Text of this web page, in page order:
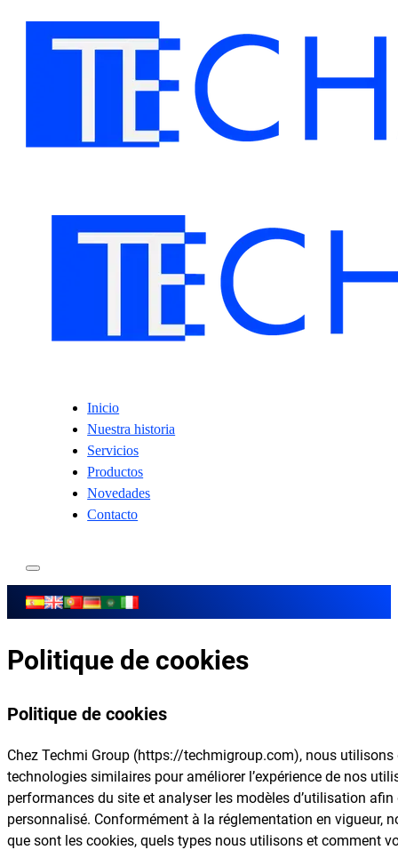
Inicio
Nuestra historia
Servicios
Productos
Novedades
Contacto
Politique de cookies
Politique de cookies
Chez Techmi Group (https://techmigroup.com), nous utilisons
technologies similaires pour améliorer l’expérience de nos
performances du site et analyser les modèles d’utilisation afin
personnalisé. Conformément à la réglementation en vigueur,
que sont les cookies, quels types nous utilisons et comment